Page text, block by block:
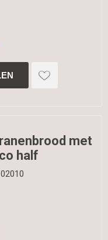
met
half